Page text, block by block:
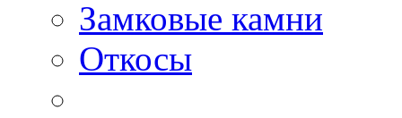
Замковые камни
Откосы